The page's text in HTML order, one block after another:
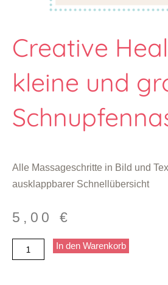
Creative
kleine und
Alle Massageschritte in Bild und
ausklappbarer Schnellübersicht
5,00 €
Creative
Healing
In den Warenkorb